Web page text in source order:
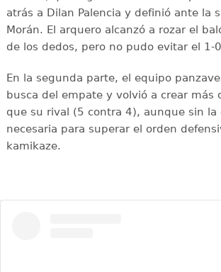
atrás a Dilan Palencia y definió ante la
Morán. El arquero alcanzó a rozar el
de los dedos, pero no pudo evitar el 1-
En la segunda parte, el equipo
busca del empate y volvió a crear más
que su rival (5 contra 4), aunque sin la
necesaria para superar el orden
kamikaze.